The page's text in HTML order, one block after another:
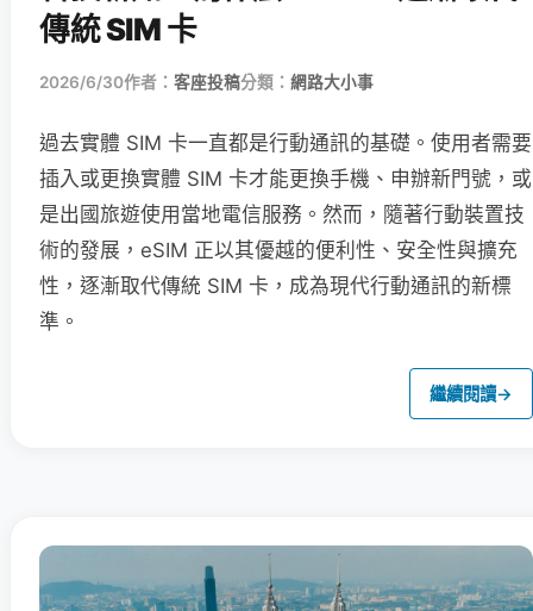
傳統 SIM 卡
2026/6/30作者： 客座投稿分類： 網路大小事
過去實體 SIM 卡一直都是行動通訊的基礎。使用者需要
插入或更換實體 SIM 卡才能更換手機、申辦新門號，或
是出國旅遊使用當地電信服務。然而，隨著行動裝置技
術的發展，eSIM 正以其優越的便利性、安全性與擴充
性，逐漸取代傳統 SIM 卡，成為現代行動通訊的新標
準。
繼續閱讀→